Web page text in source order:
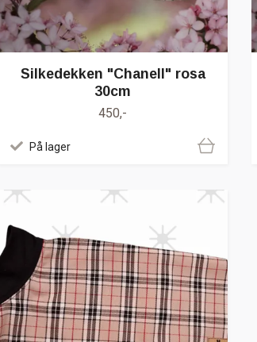
Silkedekken "Chanell" rosa
30cm
450,-
På lager